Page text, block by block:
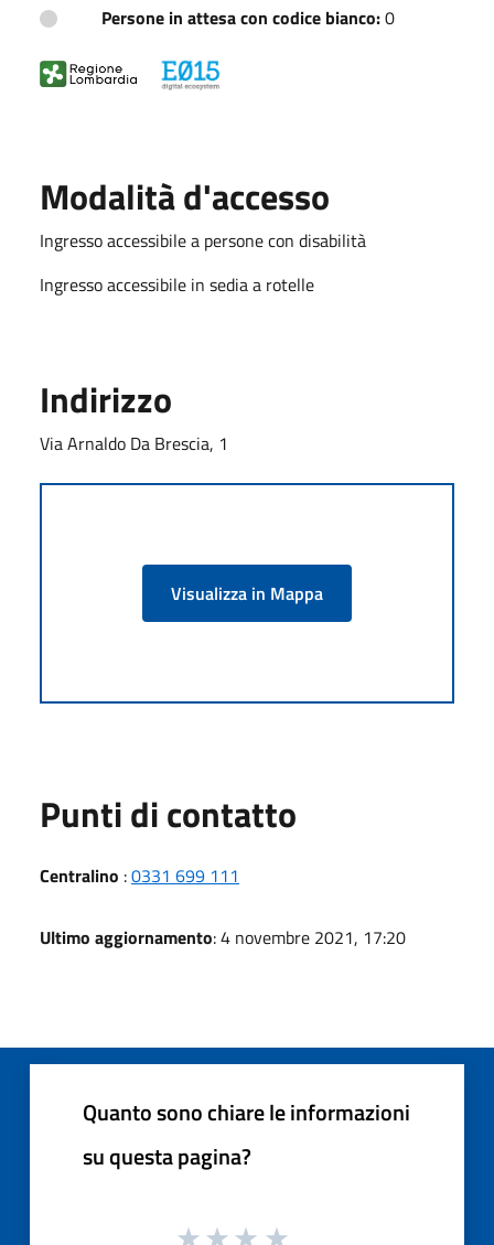
Persone in attesa con codice bianco:0
Modalità d'accesso
Ingresso accessibile a persone con disabilità
Ingresso accessibile in sedia a rotelle
Indirizzo
Via Arnaldo Da Brescia, 1
Visualizza in Mappa
Punti di contatto
Centralino :0331 699 111
Ultimo aggiornamento: 4 novembre 2021, 17:20
Quanto sono chiare le informazioni
su questa pagina?